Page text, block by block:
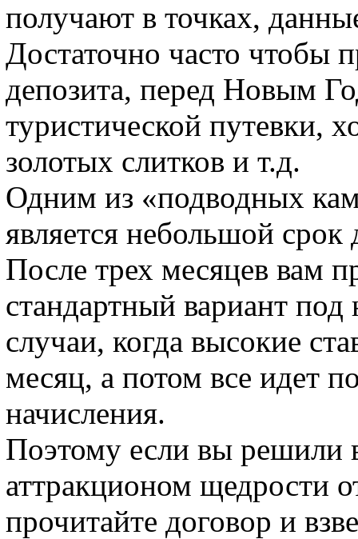
получают в точках,
Достаточно часто чтобы
депозита, перед Новым
туристической путевки,
золотых слитков и т.д.
Одним из «подводных
является небольшой срок
После трех месяцев вам
стандартный вариант
случаи, когда высокие
месяц, а потом все идет
начисления.
Поэтому если вы решили
аттракционом щедрости
прочитайте договор и